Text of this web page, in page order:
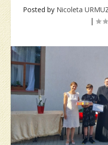
Posted by Nicoleta
|